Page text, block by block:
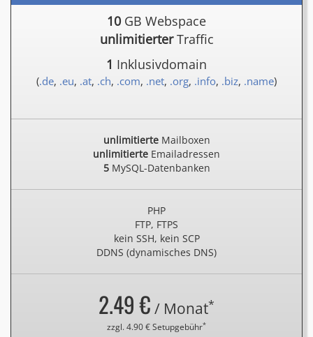
10 GB Webspace
unlimitierterTraffic
1 Inklusivdomain
(.de, .eu, .at, .ch, .com, .net, .org, .info, .biz, .name)
unlimitierteMailboxen
unlimitierte Emailadressen
5MySQL-Datenbanken
PHP
FTP, FTPS
kein SSH, kein SCP
DDNS (dynamisches DNS)
2.49 € / Monat*
zzgl. 4.90 € Setupgebühr*